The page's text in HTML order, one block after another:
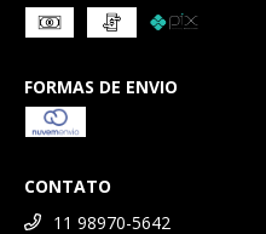
FORMAS DE ENVIO
CONTATO
11 98970-5642